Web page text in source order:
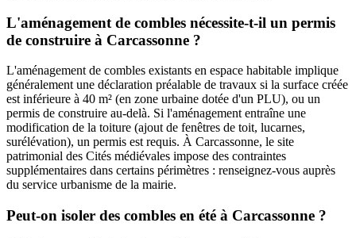
L'aménagement de combles nécessite-t-il un permis
de construire à Carcassonne ?
L'aménagement de combles existants en espace habitable implique
généralement une déclaration préalable de travaux si la surface créée
est inférieure à 40 m² (en zone urbaine dotée d'un PLU), ou un
permis de construire au-delà. Si l'aménagement entraîne une
modification de la toiture (ajout de fenêtres de toit, lucarnes,
surélévation), un permis est requis. À Carcassonne, le site
patrimonial des Cités médiévales impose des contraintes
supplémentaires dans certains périmètres : renseignez-vous auprès
du service urbanisme de la mairie.
Peut-on isoler des combles en été à Carcassonne ?